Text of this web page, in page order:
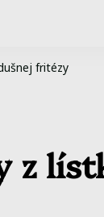
fritézy
z